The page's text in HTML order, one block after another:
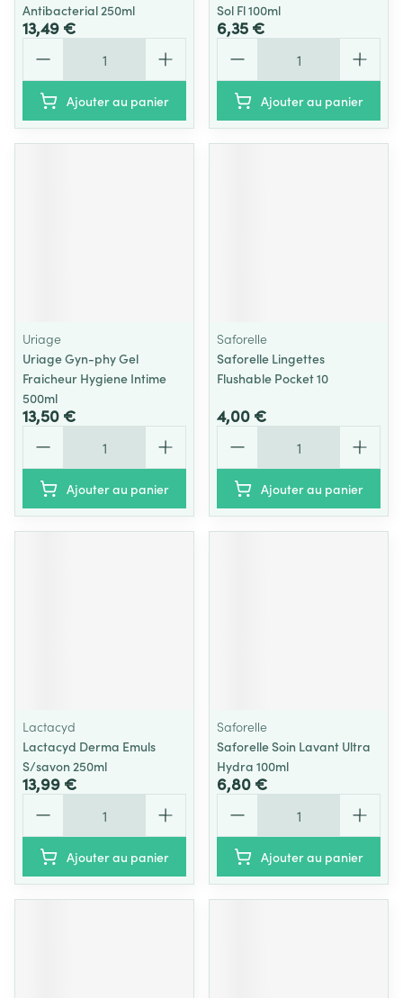
Antibacterial 250ml
13,49 €
Ajouter au panier
Sol Fl 100ml
6,35 €
Ajouter au panier
Uriage
Uriage Gyn-phy Gel
Fraicheur Hygiene Intime
500ml
13,50 €
Ajouter au panier
Saforelle
Saforelle Lingettes
Flushable Pocket 10
4,00 €
Ajouter au panier
Lactacyd
Lactacyd Derma Emuls
S/savon 250ml
13,99 €
Ajouter au panier
Saforelle
Saforelle Soin Lavant Ultra
Hydra 100ml
6,80 €
Ajouter au panier